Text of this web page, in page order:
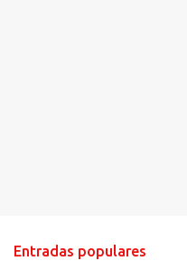
Entradas populares